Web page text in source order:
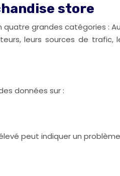
store
grandes catégories :
leurs sources de trafic,
données sur :
peut indiquer un